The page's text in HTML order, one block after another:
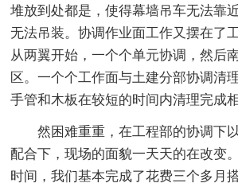
堆放到处都是，使得幕墙吊车无法靠
无法吊装。协调作业面工作又摆在了
从两翼开始，一个个单元协调，然后
区。一个个工作面与土建分部协调清
手管和木板在较短的时间内清理完成
然困难重重，在工程部的协调下
配合下，现场的面貌一天天的在改变
时间，我们基本完成了花费三个多月